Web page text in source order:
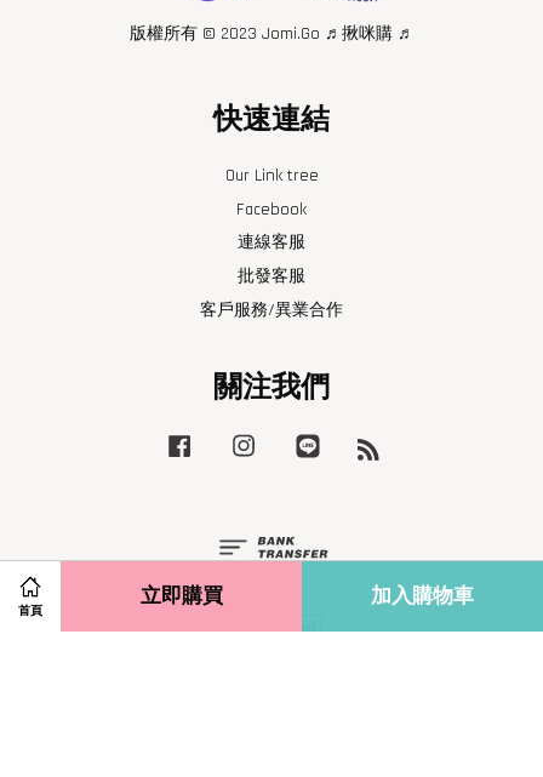
首頁
立即購買 加入購物車
版權所有 © 2023 Jomi.Go ♬揪咪購 ♬
快速連結
Our Link tree
Facebook
連線客服
批發客服
客戶服務/異業合作
關注我們
Facebook Instagram